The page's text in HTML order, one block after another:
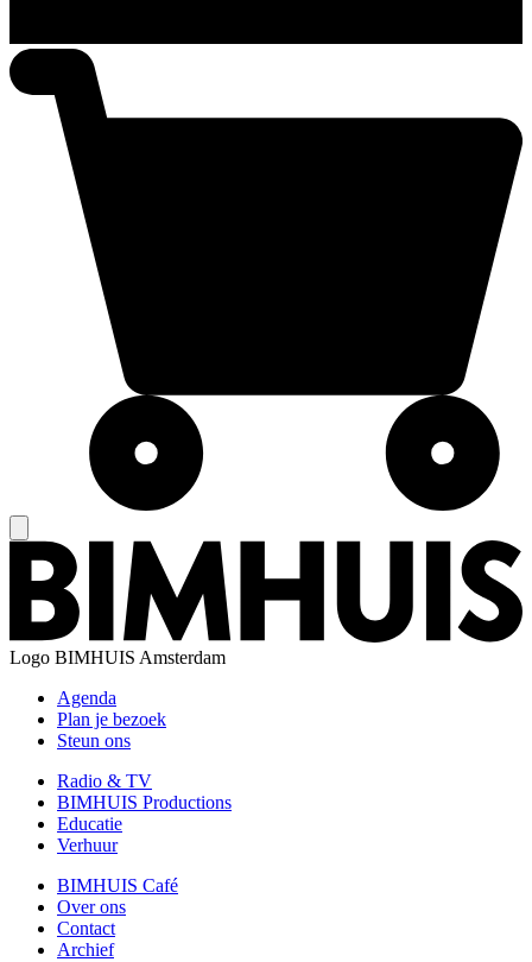
Logo BIMHUIS Amsterdam
Agenda
Plan je bezoek
Steun ons
Radio & TV
BIMHUIS Productions
Educatie
Verhuur
BIMHUIS Café
Over ons
Contact
Archief